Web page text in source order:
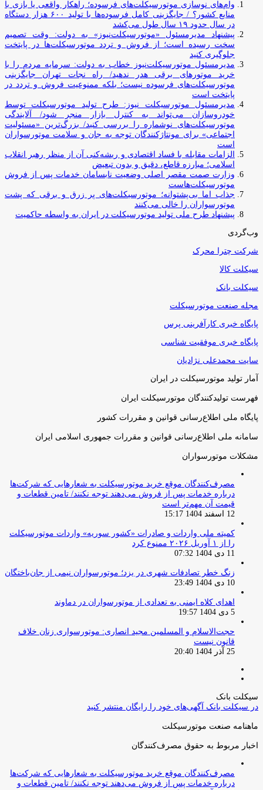
وام‌های نوسازی موتورسیکلت‌های فرسوده؛ راهکار واقعی یا بازی با
منابع کشور؟ / جایگزینی کامل فرسوده‌ها با تولید ۶۰۰ هزار دستگاه
در سال حدود ۱۹ سال طول می‌کشد
پیشنهاد مدیرمسئول «موتورسیکلت‌نیوز» به دولت: وقت تصمیم
سخت رسیده است؛ از فروش و تردد موتورسیکلت‌ها در پایتخت
جلوگیری کنید
مدیرمسئول موتورسیکلت‌نیوز خطاب به دولت: سرمایه مردم را با
خرید موتورهای برقی هدر ندهید/ راه نجات تهران جایگزینی
موتورسیکلت‌های فرسوده نیست؛ بلکه ممنوعیت فروش و تردد در
پایتخت است
مدیرمسئول موتورسیکلت نیوز: طرح تولید موتورسیکلت توسط
خودروسازان می‌تواند به کنترل بازار منجر شود/ آلایندگی
موتورسیکلت‌های نوشماره را بررسی کنید/ بزرگ‌ترین «مسئولیت
اجتماعی» برای مونتاژکنندگان توجه به جان و سلامت موتورسواران
است
الزامات مقابله با فساد اقتصادی و ریشه‌کنی آن از منظر رهبر انقلاب
اسلامی؛ مبارزه قاطع، دقیق و بدون تبعیض
وزارت صمت مقصر اصلی وضعیت نابسامان خدمات پس از فروش
موتورسیکلت‌هاست
جذاب اما بی‌پشتوانه؛ موتورسیکلت‌های پر زرق‌ و برقی که پشت
موتورسواران را خالی می‌کنند
پیشنهاد طرح ملی تولید موتورسیکلت در ایران به واسطه حاکمیت
وب‌گردی
شرکت چترا محرک
سیکلت کالا
سیکلت بانک
مجله صنعت موتورسیکلت
پایگاه خبری کارآفرینی پرس
پایگاه خبری موفقیت شناسی
سایت محمدعلی نژادیان
آمار تولید موتورسیکلت در ایران
فهرست تولیدکنندگان موتورسیکلت ایران
پایگاه ملی اطلاع‌رسانی قوانین و مقررات کشور
سامانه ملی اطلاع‌رسانی قوانین و مقررات جمهوری اسلامی ایران
مشکلات موتورسواران
مصرف‌کنندگان موقع خرید موتورسیکلت به شعارهایی که شرکت‌ها
درباره خدمات پس از فروش می‌دهند توجه نکنند/ تامین قطعات و
قیمت آن مهم‌تر است
12 اسفند 1404 15:17
کمیته ملی واردات و صادرات «کشور سوریه» واردات موتورسیکلت
را از ۱ آوریل ۲۰۲۶ ممنوع کرد
11 دی 1404 07:32
زنگ خطر تصادفات شهری در یزد؛ موتورسواران نیمی از جان‌باختگان
10 دی 1404 23:49
اهدای کلاه ایمنی به تعدادی از موتورسواران در دماوند
5 دی 1404 19:57
حجت‌الاسلام و المسلمین مجید انصاری: موتورسواری زنان خلاف
قانون نیست
25 آذر 1404 20:40
سیکلت بانک
در سیکلت بانک آگهی‌های خود را رایگان منتشر کنید
ماهنامه صنعت موتورسیکلت
اخبار مربوط به حقوق مصرف‌کنندگان
مصرف‌کنندگان موقع خرید موتورسیکلت به شعارهایی که شرکت‌ها
درباره خدمات پس از فروش می‌دهند توجه نکنند/ تامین قطعات و